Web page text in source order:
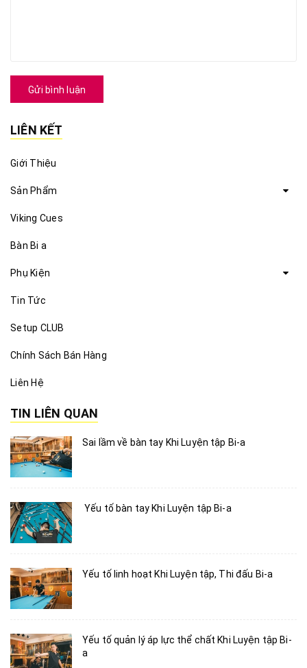
Gửi bình luận
LIÊN KẾT
Giới Thiệu
Sản Phẩm
Viking Cues
Bàn Bi a
Phụ Kiện
Tin Tức
Setup CLUB
Chính Sách Bán Hàng
Liên Hệ
TIN LIÊN QUAN
Sai lầm về bàn tay Khi Luyện tập Bi-a
Yếu tố bàn tay Khi Luyện tập Bi-a
Yếu tố linh hoạt Khi Luyện tập, Thi đấu Bi-a
Yếu tố quản lý áp lực thể chất Khi Luyện tập Bi-
a